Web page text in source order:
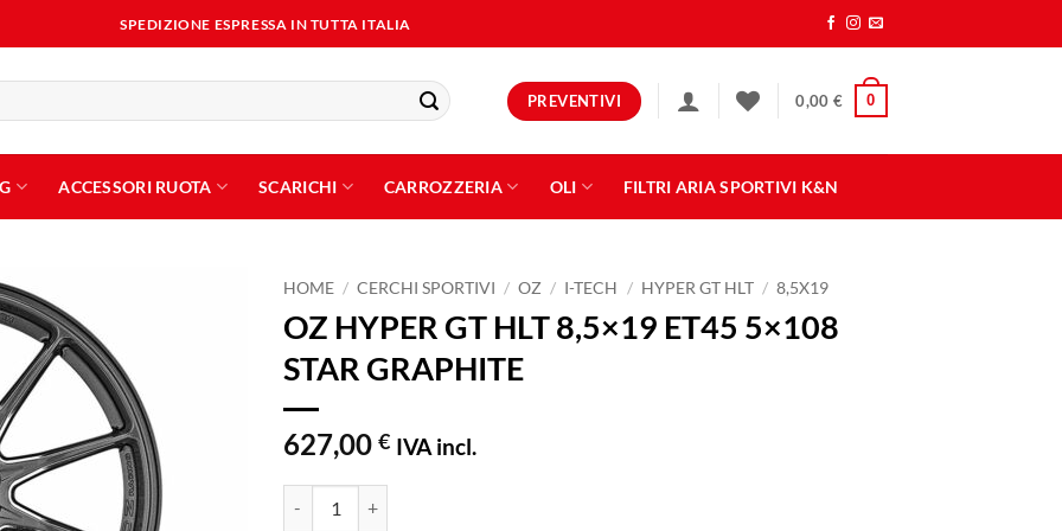
SPEDIZIONE ESPRESSA IN TUTTA ITALIA
PREVENTIVI 0,00 € 0
ACCESSORI RUOTA SCARICHI CARROZZERIA OLI FILTRI ARIA SPORTIVI K&N
HOME / CERCHI SPORTIVI / OZ / I-TECH / HYPER GT HLT / 8,5X19
OZ HYPER GT HLT 8,5×19 ET45 5×108
STAR GRAPHITE
627,00 € IVA incl.